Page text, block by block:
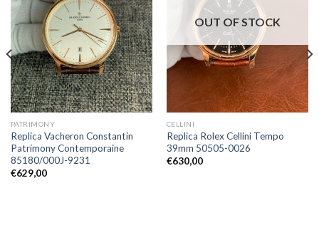
PATRIMONY
Replica Vacheron Constantin
Patrimony Contemporaine
85180/000J-9231
€629,00
OUT OF STOCK
CELLINI
Replica Rolex Cellini Tempo
39mm 50505-0026
€630,00